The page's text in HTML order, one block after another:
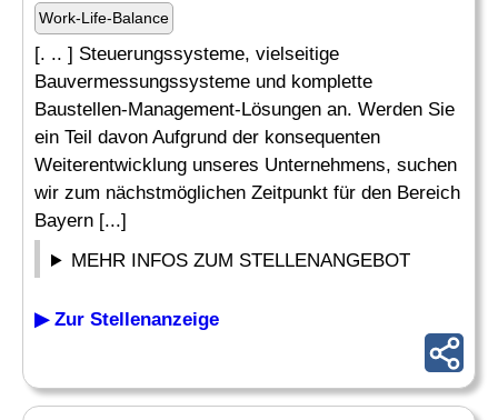
Work-Life-Balance
[. .. ] Steuerungssysteme, vielseitige
Bauvermessungssysteme und komplette
Baustellen-Management-Lösungen an. Werden Sie
ein Teil davon Aufgrund der konsequenten
Weiterentwicklung unseres Unternehmens, suchen
wir zum nächstmöglichen Zeitpunkt für den Bereich
Bayern [...]
MEHR INFOS ZUM STELLENANGEBOT
▶ Zur Stellenanzeige